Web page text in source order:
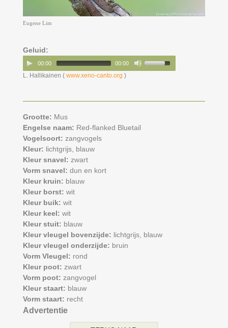
Eugene Lim
Geluid:
00:00 00:00
L. Hallikainen ( www.xeno-canto.org )
Grootte: Mus
Engelse naam: Red-flanked Bluetail
Vogelsoort: zangvogels
Kleur: lichtgrijs, blauw
Kleur snavel: zwart
Vorm snavel: dun en kort
Kleur kruin: blauw
Kleur borst: wit
Kleur buik: wit
Kleur keel: wit
Kleur stuit: blauw
Kleur vleugel bovenzijde: lichtgrijs, blauw
Kleur vleugel onderzijde: bruin
Vorm Vleugel: rond
Kleur poot: zwart
Vorm poot: zangvogel
Kleur staart: blauw
Vorm staart: recht
Advertentie